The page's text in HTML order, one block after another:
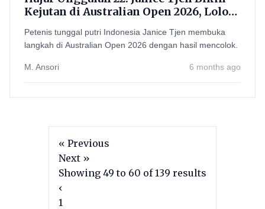
Kejutan di Australian Open 2026, Lolos
Petenis tunggal putri Indonesia Janice Tjen membuka
langkah di Australian Open 2026 dengan hasil mencolok.
M. Ansori 6 months ago
« Previous
Next »
Showing 49 to 60 of139 results
‹
1